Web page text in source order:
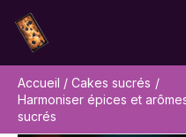
contenu
Accueil
Cakes sucrés
Harmoniser épices et
sucrés
Rechercher